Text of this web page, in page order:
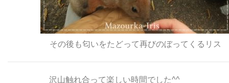
その後も匂いをたどって再びのぼってくるリス
沢山触れ合って楽しい時間でした^^